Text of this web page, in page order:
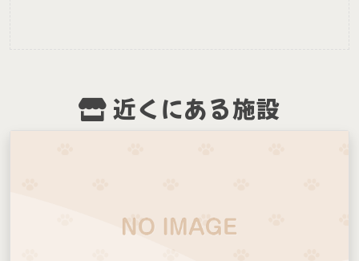
近くにある施設